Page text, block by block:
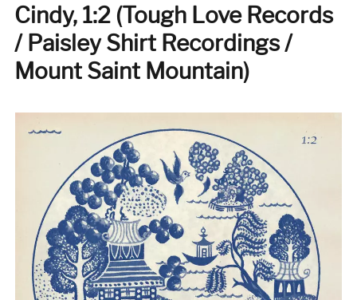
Bosc,
JD
Beauvallet,
David
Loca
Cindy, 1:2 (Tough Love Records
/ Paisley Shirt Recordings /
Mount Saint Mountain)